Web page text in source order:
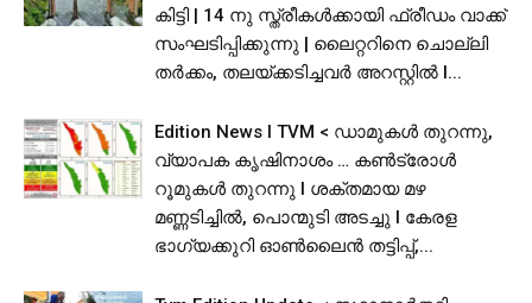
കിട്ടി | 14 നു സ്ത്രീകൾക്കായി ഫ്രീഡം വാക്ക്
സംഘടിപ്പിക്കുന്നു | ലൈറ്ററിനെ ചൊല്ലി
തര്‍ക്കം, തലയ്ക്കടിച്ചവര്‍ അറസ്റ്റില്‍ l...
Edition News I TVM < ഡാമുകൾ തുറന്നു,
വ്യാപക കൃഷിനാശം … കൺട്രോൾ
റൂമുകൾ തുറന്നു l ശക്തമായ മഴ
മണ്ണടിച്ചിൽ, പൊന്മുടി അടച്ചു l കേരള
ഭാഗ്യക്കുറി ഓൺലൈൻ തട്ടിപ്പ്,...